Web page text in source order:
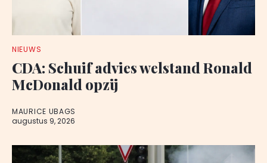
NIEUWS
CDA: Schuif advies welstand Ronald
McDonald opzij
MAURICE UBAGS
augustus 9, 2026